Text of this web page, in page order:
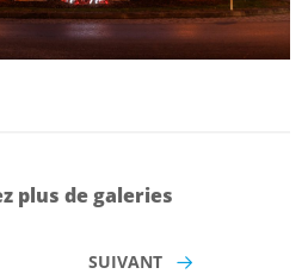
plus de galeries
SUIVANT